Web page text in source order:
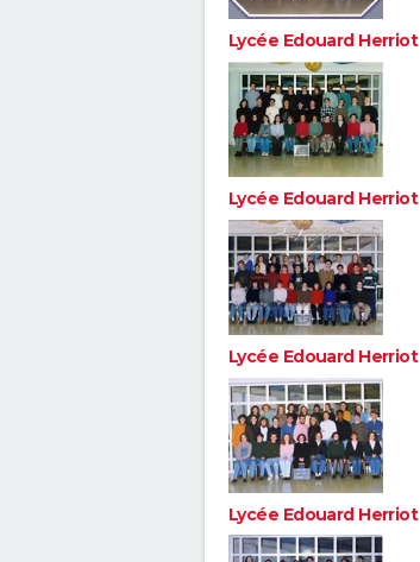
Lycée Edouard Herriot
Lycée Edouard Herriot
Lycée Edouard Herriot
Lycée Edouard Herriot